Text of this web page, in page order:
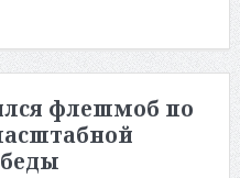
флешмоб по